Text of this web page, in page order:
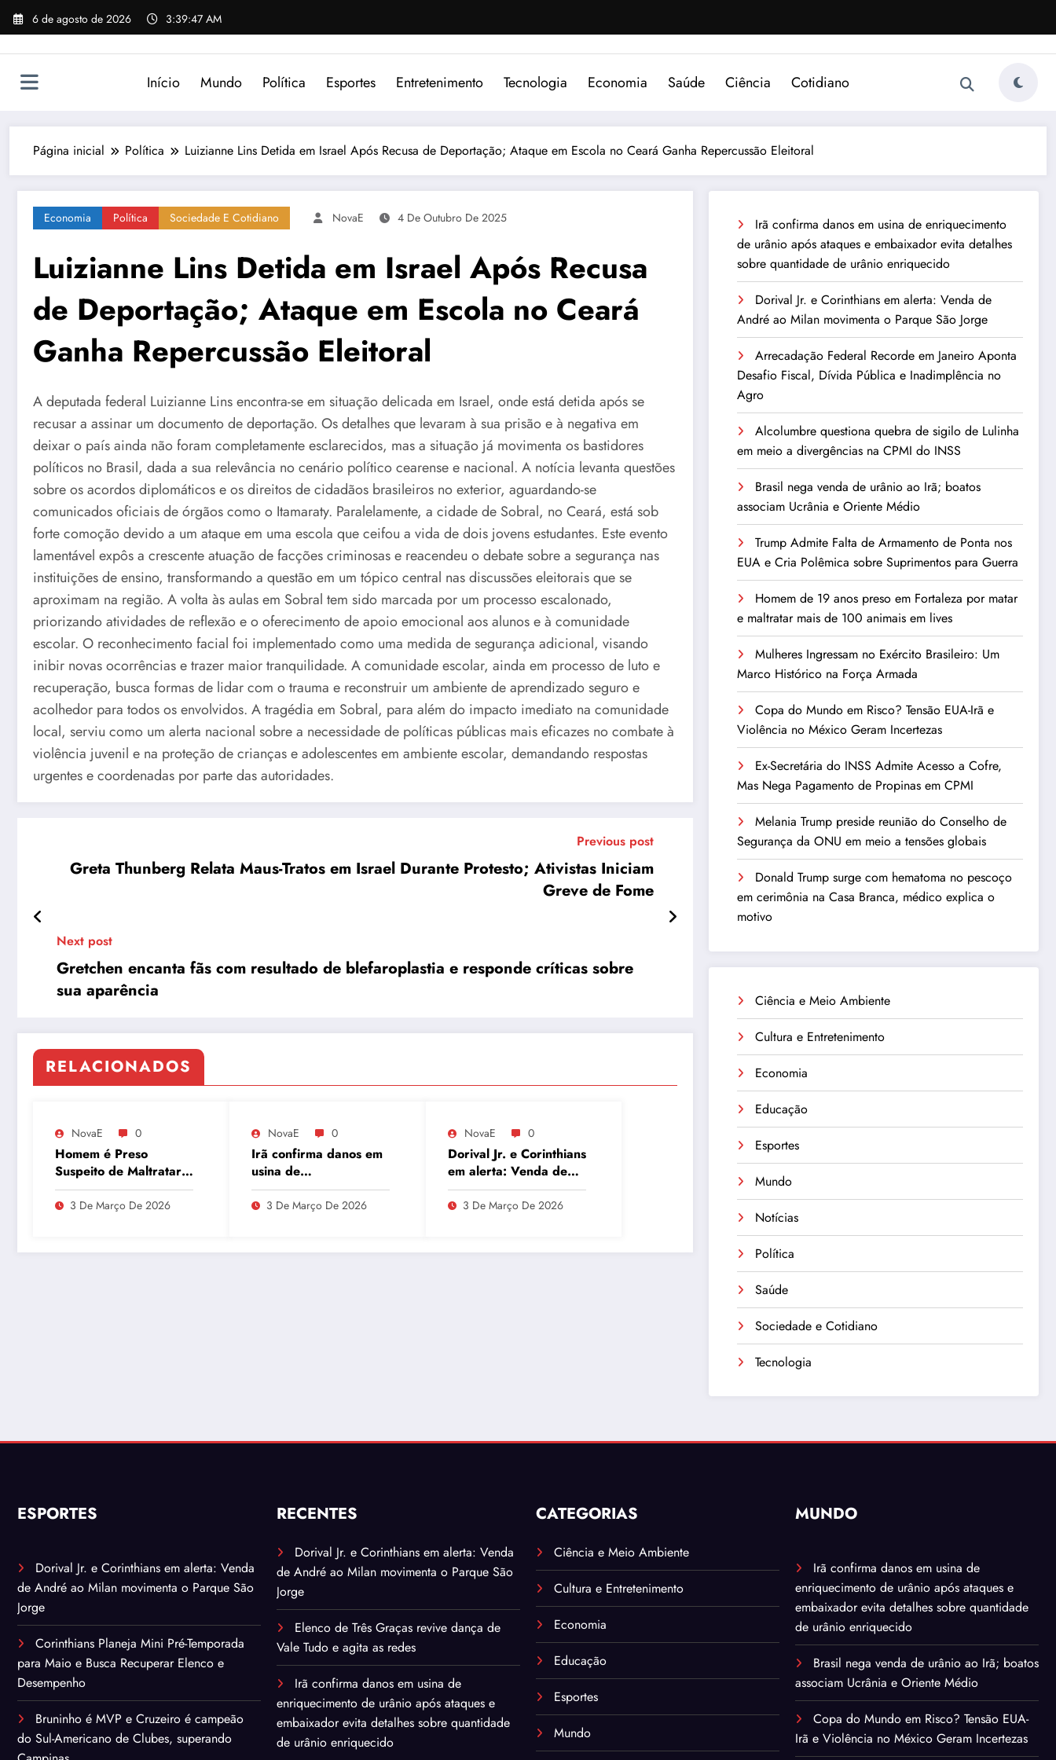
Pular
para
6 de agosto de 2026 3:39:47 AM
Início Mundo Política Esportes Entretenimento Tecnologia Economia Saúde Ciência Cotidiano
Página inicial Política Luizianne Lins Detida em Israel Após Recusa de Deportação; Ataque em Escola no Ceará Ganha Repercussão Eleitoral
Economia Política Sociedade E Cotidiano NovaE 4 De Outubro De 2025
Luizianne Lins Detida em Israel Após Recusa
de Deportação; Ataque em Escola no Ceará
Ganha Repercussão Eleitoral
A deputada federal Luizianne Lins encontra-se em situação delicada em Israel, onde está detida após se
recusar a assinar um documento de deportação. Os detalhes que levaram à sua prisão e à negativa em
deixar o país ainda não foram completamente esclarecidos, mas a situação já movimenta os bastidores
políticos no Brasil, dada a sua relevância no cenário político cearense e nacional. A notícia levanta questões
sobre os acordos diplomáticos e os direitos de cidadãos brasileiros no exterior, aguardando-se
comunicados oficiais de órgãos como o Itamaraty. Paralelamente, a cidade de Sobral, no Ceará, está sob
forte comoção devido a um ataque em uma escola que ceifou a vida de dois jovens estudantes. Este evento
lamentável expôs a crescente atuação de facções criminosas e reacendeu o debate sobre a segurança nas
instituições de ensino, transformando a questão em um tópico central nas discussões eleitorais que se
aproximam na região. A volta às aulas em Sobral tem sido marcada por um processo escalonado,
priorizando atividades de reflexão e o oferecimento de apoio emocional aos alunos e à comunidade
escolar. O reconhecimento facial foi implementado como uma medida de segurança adicional, visando
inibir novas ocorrências e trazer maior tranquilidade. A comunidade escolar, ainda em processo de luto e
recuperação, busca formas de lidar com o trauma e reconstruir um ambiente de aprendizado seguro e
acolhedor para todos os envolvidos. A tragédia em Sobral, para além do impacto imediato na comunidade
local, serviu como um alerta nacional sobre a necessidade de políticas públicas mais eficazes no combate à
violência juvenil e na proteção de crianças e adolescentes em ambiente escolar, demandando respostas
urgentes e coordenadas por parte das autoridades.
Previous post
Greta Thunberg Relata Maus-Tratos em Israel Durante Protesto; Ativistas Iniciam
Greve de Fome
Next post
Gretchen encanta fãs com resultado de blefaroplastia e responde críticas sobre
sua aparência
RELACIONADOS
NovaE 0
Homem é Preso
Suspeito de Maltratar
Mais de 100 Animais
Durante Lives
3 De Março De 2026
NovaE 0
Irã confirma danos em
usina de
enriquecimento de
urânio após ataques e
quantidade de urânio
3 De Março De 2026
NovaE 0
Dorival Jr. e Corinthians
em alerta: Venda de
André ao Milan
movimenta o Parque
3 De Março De 2026
Irã confirma danos em usina de enriquecimento
de urânio após ataques e embaixador evita detalhes
sobre quantidade de urânio enriquecido
Dorival Jr. e Corinthians em alerta: Venda de
André ao Milan movimenta o Parque São Jorge
Arrecadação Federal Recorde em Janeiro Aponta
Desafio Fiscal, Dívida Pública e Inadimplência no
Agro
Alcolumbre questiona quebra de sigilo de Lulinha
em meio a divergências na CPMI do INSS
Brasil nega venda de urânio ao Irã; boatos
associam Ucrânia e Oriente Médio
Trump Admite Falta de Armamento de Ponta nos
EUA e Cria Polêmica sobre Suprimentos para Guerra
Homem de 19 anos preso em Fortaleza por matar
e maltratar mais de 100 animais em lives
Mulheres Ingressam no Exército Brasileiro: Um
Marco Histórico na Força Armada
Copa do Mundo em Risco? Tensão EUA-Irã e
Violência no México Geram Incertezas
Ex-Secretária do INSS Admite Acesso a Cofre,
Mas Nega Pagamento de Propinas em CPMI
Melania Trump preside reunião do Conselho de
Segurança da ONU em meio a tensões globais
Donald Trump surge com hematoma no pescoço
em cerimônia na Casa Branca, médico explica o
motivo
Ciência e Meio Ambiente
Cultura e Entretenimento
Economia
Educação
Esportes
Mundo
Notícias
Política
Saúde
Sociedade e Cotidiano
Tecnologia
ESPORTES
Dorival Jr. e Corinthians em alerta: Venda
de André ao Milan movimenta o Parque São
Jorge
Corinthians Planeja Mini Pré-Temporada
para Maio e Busca Recuperar Elenco e
Desempenho
Bruninho é MVP e Cruzeiro é campeão
do Sul-Americano de Clubes, superando
RECENTES
Dorival Jr. e Corinthians em alerta: Venda
de André ao Milan movimenta o Parque São
Jorge
Elenco de Três Graças revive dança de
Vale Tudo e agita as redes
Irã confirma danos em usina de
enriquecimento de urânio após ataques e
embaixador evita detalhes sobre quantidade
de urânio enriquecido
CATEGORIAS
Ciência e Meio Ambiente
Cultura e Entretenimento
Economia
Educação
Esportes
Mundo
MUNDO
Irã confirma danos em usina de
enriquecimento de urânio após ataques e
embaixador evita detalhes sobre quantidade
de urânio enriquecido
Brasil nega venda de urânio ao Irã; boatos
associam Ucrânia e Oriente Médio
Copa do Mundo em Risco? Tensão EUA-
Irã e Violência no México Geram Incertezas